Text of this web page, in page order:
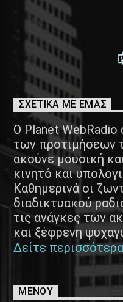
ΣΧΕΤΙΚΑ ΜΕ ΕΜΑΣ
Ο Planet WebRadio
των προτιμήσεων
ακούνε μουσική
κινητό και
Καθημερινά οι
διαδικτυακού
τις ανάγκες των
και ξέφρενη
Δείτε
ΜΕΝΟΥ